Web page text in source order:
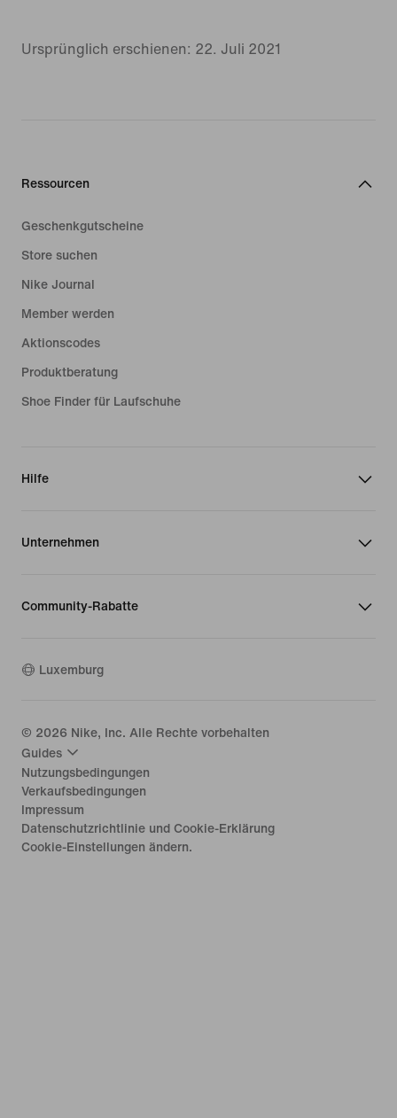
Ursprünglich erschienen: 22. Juli 2021
Ressourcen
Geschenkgutscheine
Store suchen
Nike Journal
Member werden
Aktionscodes
Produktberatung
Shoe Finder für Laufschuhe
Hilfe
Unternehmen
Community-Rabatte
Luxemburg
© 2026 Nike, Inc. Alle Rechte vorbehalten
Guides
Nutzungsbedingungen
Verkaufsbedingungen
Impressum
Datenschutzrichtlinie und Cookie-Erklärung
Cookie-Einstellungen ändern.